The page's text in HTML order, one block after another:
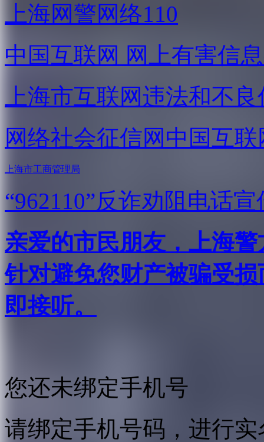
上海网警网络110
中国互联网 网上有害信
上海市互联网违法和不
网络社会征信网 中国互
上海市工商管理局
“962110”反诈劝阻电话宣
亲爱的市民朋友，上海
针对避免您财产被骗受
即接听。
您还未绑定手机号
请绑定手机号码，进行